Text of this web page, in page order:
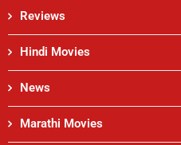
Reviews
Hindi Movies
News
Marathi Movies